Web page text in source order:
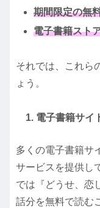
期間限定の無
電子書籍スト
それでは、これら
ょう。
1. 電子書籍サイ
多くの電子書籍サ
サービスを提供し
では『どうせ、恋
話分を無料で読む